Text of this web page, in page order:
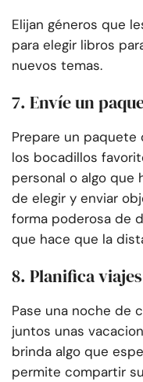
Elijan géneros que
para elegir libros
nuevos temas.
7. Envíe un
Prepare un
los bocadillos
personal o algo que
de elegir y enviar
forma poderosa de
que hace que la
8. Planifica
Pase una noche de
juntos unas
brinda algo que
permite compartir